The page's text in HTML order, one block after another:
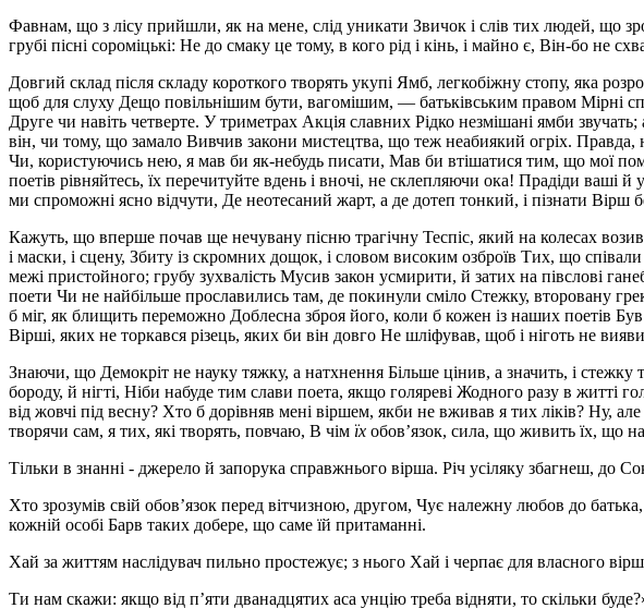
Фавнам, що з лісу прийшли, як на мене, слід уникати Звичок і слів тих людей, що
грубі пісні сороміцькі: Не до смаку це тому, в кого рід і кінь, і майно є, Він-бо не
Довгий склад після складу короткого творять укупі Ямб, легкобіжну стопу, яка
щоб для слуху Дещо повільнішим бути, вагомішим, — батьківським правом Мірні
Друге чи навіть четверте. У триметрах Акція славних Рідко незмішані ямби
він, чи тому, що замало Вивчив закони мистецтва, що теж неабиякий огріх. Правда,
Чи, користуючись нею, я мав би як-небудь писати, Мав би втішатися тим, що мої
поетів рівняйтесь, їх перечитуйте вдень і вночі, не склепляючи ока! Прадіди
ми спроможні ясно відчути, Де неотесаний жарт, а де дотеп тонкий, і пізнати Вірш
Кажуть, що вперше почав ще нечувану пісню трагічну Теспіс, який на колесах
і маски, і сцену, Збиту із скромних дощок, і словом високим озброїв Тих, що
межі пристойного; грубу зухвалість Мусив закон усмирити, й затих на півслові
поети Чи не найбільше прославились там, де покинули сміло Стежку, второвану
б міг, як блищить переможно Доблесна зброя його, коли б кожен із наших поетів
Вірші, яких не торкався різець, яких би він довго Не шліфував, щоб і ніготь не
Знаючи, що Демокріт не науку тяжку, а натхнення Більше цінив, а значить, і
бороду, й нігті, Ніби набуде тим слави поета, якщо голяреві Жодного разу в
від жовчі під весну? Хто б дорівняв мені віршем, якби не вживав я тих ліків? Ну,
творячи сам, я тих, які творять, повчаю, В чім їх обов’язок, сила, що живить їх, що
Тільки в знанні - джерело й запорука справжнього вірша. Річ усіляку збагнеш,
Хто зрозумів свій обов’язок перед вітчизною, другом, Чує належну любов до
кожній особі Барв таких добере, що саме їй притаманні.
Хай за життям наслідувач пильно простежує; з нього Хай і черпає для власного
Ти нам скажи: якщо від п’яти дванадцятих аса унцію треба відняти, то скільки